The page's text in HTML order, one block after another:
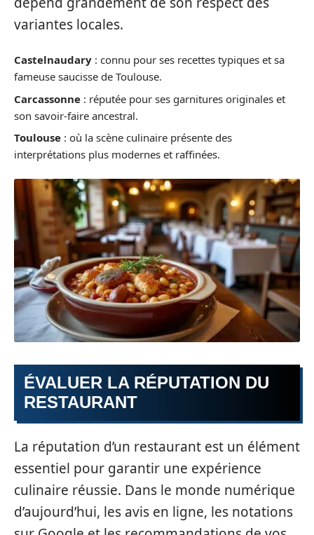
variantes locales.
Castelnaudary : connu pour ses recettes typiques et sa
fameuse saucisse de Toulouse.
Carcassonne : réputée pour ses garnitures originales et
son savoir-faire ancestral.
Toulouse : où la scène culinaire présente des
interprétations plus modernes et raffinées.
ÉVALUER LA RÉPUTATION DU
RESTAURANT
La réputation d’un restaurant est un élément
essentiel pour garantir une expérience
culinaire réussie. Dans le monde numérique
d’aujourd’hui, les avis en ligne, les notations